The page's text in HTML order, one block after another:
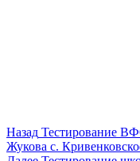
Навигация
по
Назад Предыдущая
запись:
Тестирование
Жукова с.